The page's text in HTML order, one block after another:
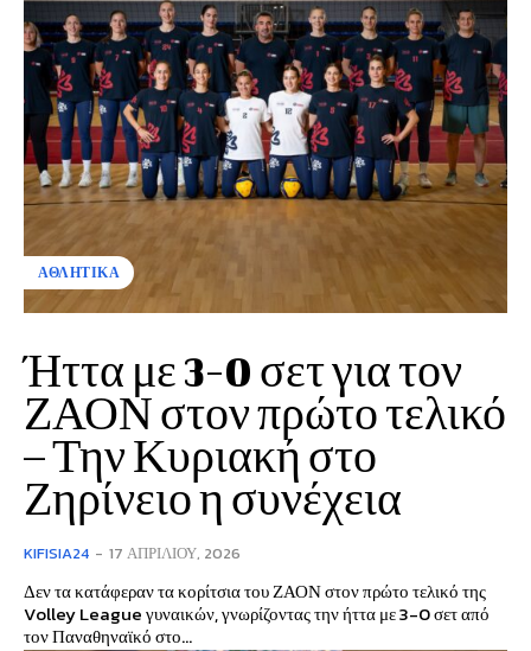
ΑΘΛΗΤΙΚΑ
Ήττα με 3-0 σετ για τον
ΖΑΟΝ στον πρώτο τελικό
– Την Κυριακή στο
Ζηρίνειο η συνέχεια
KIFISIA24 - 17 ΑΠΡΙΛΊΟΥ, 2026
Δεν τα κατάφεραν τα κορίτσια του ΖΑΟΝ στον πρώτο τελικό της
Volley League γυναικών, γνωρίζοντας την ήττα με 3-0 σετ από
τον Παναθηναϊκό στο...